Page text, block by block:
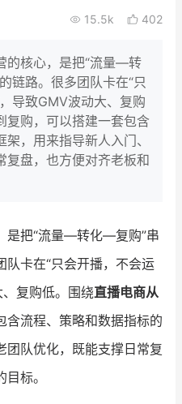
品场景库
助中心
业报告
零售内参
15.5k 402
的核心，是把“流量—转
链路。很多团队卡在“只
导致GMV波动大、复购
复购，可以搭建一套包含
，用来指导新人入门、
复盘，也方便对齐老板和
是把“流量—转化—复购”串
队卡在“只会开播，不会运
复购低。围绕直播电商从
含流程、策略和数据指标的
团队优化，既能支撑日常复
标。